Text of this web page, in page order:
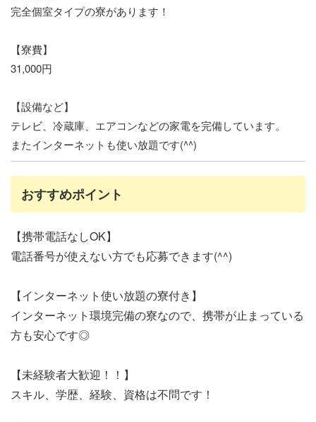
完全個室タイプの寮があります！
【寮費】
31,000円
【設備など】
テレビ、冷蔵庫、エアコンなどの家電を完備しています。
またインターネットも使い放題です(^^)
おすすめポイント
【携帯電話なしOK】
電話番号が使えない方でも応募できます(^^)
【インターネット使い放題の寮付き】
インターネット環境完備の寮なので、携帯が止まっている
方も安心です◎
【未経験者大歓迎！！】
スキル、学歴、経験、資格は不問です！